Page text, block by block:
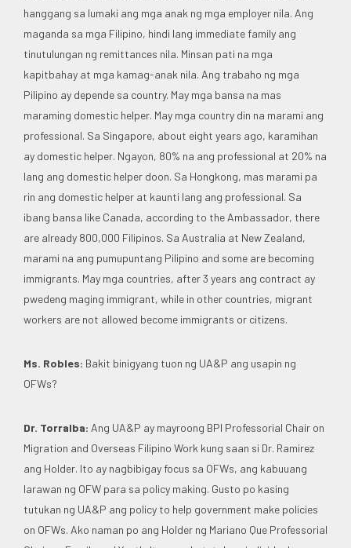
hanggang sa lumaki ang mga anak ng mga employer nila. Ang
maganda sa mga Filipino, hindi lang immediate family ang
tinutulungan ng remittances nila. Minsan pati na mga
kapitbahay at mga kamag-anak nila. Ang trabaho ng mga
Pilipino ay depende sa country. May mga bansa na mas
maraming domestic helper. May mga country din na marami ang
professional. Sa Singapore, about eight years ago, karamihan
ay domestic helper. Ngayon, 80% na ang professional at 20% na
lang ang domestic helper doon. Sa Hongkong, mas marami pa
rin ang domestic helper at kaunti lang ang professional. Sa
ibang bansa like Canada, according to the Ambassador, there
are already 800,000 Filipinos. Sa Australia at New Zealand,
marami na ang pumupuntang Pilipino and some are becoming
immigrants. May mga countries, after 3 years ang contract ay
pwedeng maging immigrant, while in other countries, migrant
workers are not allowed become immigrants or citizens.
Ms. Robles: Bakit binigyang tuon ng UA&P ang usapin ng
OFWs?
Dr. Torralba: Ang UA&P ay mayroong BPI Professorial Chair on
Migration and Overseas Filipino Work kung saan si Dr. Ramirez
ang Holder. Ito ay nagbibigay focus sa OFWs, ang kabuuang
larawan ng OFW para sa policy making. Gusto po kasing
tutukan ng UA&P ang policy to help government make policies
on OFWs. Ako naman po ang Holder ng Mariano Que Professorial